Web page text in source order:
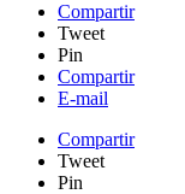
Compartir
Tweet
Pin
Compartir
E-mail
Compartir
Tweet
Pin